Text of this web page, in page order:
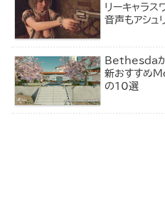
リーキャラス
音声もアシュ
Bethesdaが
新おすすめ
の10選